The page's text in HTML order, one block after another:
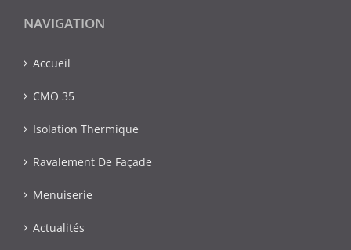
NAVIGATION
Accueil
CMO 35
Isolation Thermique
Ravalement De Façade
Menuiserie
Actualités